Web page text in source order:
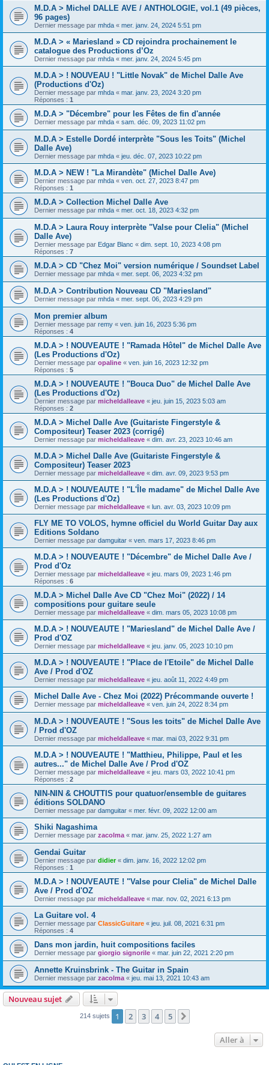
M.D.A > Michel DALLE AVE / ANTHOLOGIE, vol.1 (49 pièces,
96 pages)
Dernier message par mhda « mer. janv. 24, 2024 5:51 pm
M.D.A > « Mariesland » CD rejoindra prochainement le
catalogue des Productions d’Oz
Dernier message par mhda « mer. janv. 24, 2024 5:45 pm
M.D.A > ! NOUVEAU ! "Little Novak" de Michel Dalle Ave
(Productions d'Oz)
Dernier message par mhda « mar. janv. 23, 2024 3:20 pm
Réponses : 1
M.D.A > "Décembre" pour les Fêtes de fin d'année
Dernier message par mhda « sam. déc. 09, 2023 11:02 pm
M.D.A > Estelle Dordé interprète "Sous les Toits" (Michel
Dalle Ave)
Dernier message par mhda « jeu. déc. 07, 2023 10:22 pm
M.D.A > NEW ! "La Mirandète" (Michel Dalle Ave)
Dernier message par mhda « ven. oct. 27, 2023 8:47 pm
Réponses : 1
M.D.A > Collection Michel Dalle Ave
Dernier message par mhda « mer. oct. 18, 2023 4:32 pm
M.D.A > Laura Rouy interprète "Valse pour Clelia" (Michel
Dalle Ave)
Dernier message par Edgar Blanc « dim. sept. 10, 2023 4:08 pm
Réponses : 7
M.D.A > CD "Chez Moi" version numérique / Soundset Label
Dernier message par mhda « mer. sept. 06, 2023 4:32 pm
M.D.A > Contribution Nouveau CD "Mariesland"
Dernier message par mhda « mer. sept. 06, 2023 4:29 pm
Mon premier album
Dernier message par remy « ven. juin 16, 2023 5:36 pm
Réponses : 4
M.D.A > ! NOUVEAUTE ! "Ramada Hôtel" de Michel Dalle Ave
(Les Productions d'Oz)
Dernier message par opaline « ven. juin 16, 2023 12:32 pm
Réponses : 5
M.D.A > ! NOUVEAUTE ! "Bouca Duo" de Michel Dalle Ave
(Les Productions d'Oz)
Dernier message par micheldalleave « jeu. juin 15, 2023 5:03 am
Réponses : 2
M.D.A > Michel Dalle Ave (Guitariste Fingerstyle &
Compositeur) Teaser 2023 (corrigé)
Dernier message par micheldalleave « dim. avr. 23, 2023 10:46 am
M.D.A > Michel Dalle Ave (Guitariste Fingerstyle &
Compositeur) Teaser 2023
Dernier message par micheldalleave « dim. avr. 09, 2023 9:53 pm
M.D.A > ! NOUVEAUTE ! "L'Île madame" de Michel Dalle Ave
(Les Productions d'Oz)
Dernier message par micheldalleave « lun. avr. 03, 2023 10:09 pm
FLY ME TO VOLOS, hymne officiel du World Guitar Day aux
Editions Soldano
Dernier message par damguitar « ven. mars 17, 2023 8:46 pm
M.D.A > ! NOUVEAUTE ! "Décembre" de Michel Dalle Ave /
Prod d'Oz
Dernier message par micheldalleave « jeu. mars 09, 2023 1:46 pm
Réponses : 6
M.D.A > Michel Dalle Ave CD "Chez Moi" (2022) / 14
compositions pour guitare seule
Dernier message par micheldalleave « dim. mars 05, 2023 10:08 pm
M.D.A > ! NOUVEAUTE ! "Mariesland" de Michel Dalle Ave /
Prod d'OZ
Dernier message par micheldalleave « jeu. janv. 05, 2023 10:10 pm
M.D.A > ! NOUVEAUTE ! "Place de l'Etoile" de Michel Dalle
Ave / Prod d'OZ
Dernier message par micheldalleave « jeu. août 11, 2022 4:49 pm
Michel Dalle Ave - Chez Moi (2022) Précommande ouverte !
Dernier message par micheldalleave « ven. juin 24, 2022 8:34 pm
M.D.A > ! NOUVEAUTE ! "Sous les toits" de Michel Dalle Ave
/ Prod d'OZ
Dernier message par micheldalleave « mar. mai 03, 2022 9:31 pm
M.D.A > ! NOUVEAUTE ! "Matthieu, Philippe, Paul et les
autres..." de Michel Dalle Ave / Prod d'OZ
Dernier message par micheldalleave « jeu. mars 03, 2022 10:41 pm
Réponses : 2
NIN-NIN & CHOUTTIS pour quatuor/ensemble de guitares
éditions SOLDANO
Dernier message par damguitar « mer. févr. 09, 2022 12:00 am
Shiki Nagashima
Dernier message par zacolma « mar. janv. 25, 2022 1:27 am
Gendai Guitar
Dernier message par didier« dim. janv. 16, 2022 12:02 pm
Réponses : 1
M.D.A > ! NOUVEAUTE ! "Valse pour Clelia" de Michel Dalle
Ave / Prod d'OZ
Dernier message par micheldalleave « mar. nov. 02, 2021 6:13 pm
La Guitare vol. 4
Dernier message par ClassicGuitare « jeu. juil. 08, 2021 6:31 pm
Réponses : 4
Dans mon jardin, huit compositions faciles
Dernier message par giorgio signorile « mar. juin 22, 2021 2:20 pm
Annette Kruinsbrink - The Guitar in Spain
Dernier message par zacolma « jeu. mai 13, 2021 10:43 am
Nouveau sujet
214 sujets 1 2 3 4 5
Aller à